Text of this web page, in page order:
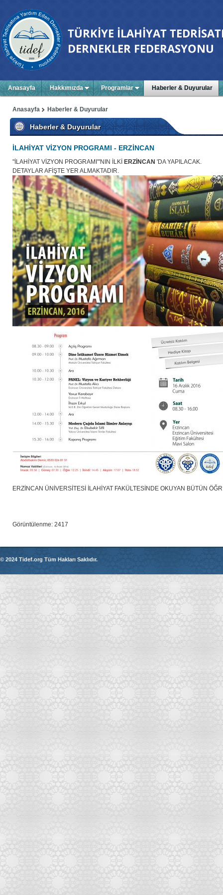
Anasayfa Hakkımızda Programlar Haberler & Duyurular
Haberler & Duyurular
Anasayfa
Haberler & Duyurular
İLAHİYAT VİZYON PROGRAMI - ERZİNCAN
"İLAHİYAT VİZYON PROGRAMI"'NIN İLKİ ERZİNCAN 'DA YAPILACAK.
DETAYLAR AFİŞTE YER ALMAKTADIR.
ERZİNCAN ÜNİVERSİTESİ İLAHİYAT FAKÜLTESİNDE OKUYAN BÜTÜN
Görüntülenme: 2417
© 2024 Tidef.org Tüm Hakları Saklıdır.